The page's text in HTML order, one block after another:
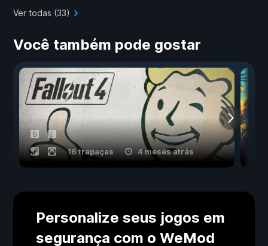
Ver todas (33)
Você também pode gostar
16 trapaças 4 meses atrás
Personalize seus jogos em
segurança com o WeMod